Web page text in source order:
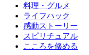
料理・グルメ
ライフハック
感動ストーリー
スピリチュアル
こころを修める